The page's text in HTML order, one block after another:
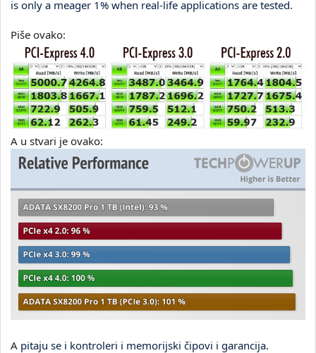
is only a meager 1% when real-life applications are tested.
Piše ovako:
A u stvari je ovako:
A pitaju se i kontroleri i memorijski čipovi i garancija.